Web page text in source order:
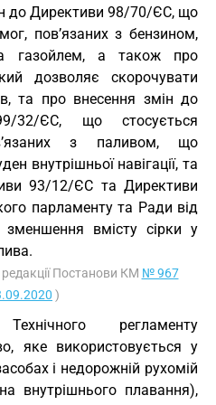
до Директиви 98/70/ЄС, що
пов’язаних з бензином,
газойлем, а також про
дозволяє скорочувати
та про внесення змін до
32/ЄС, що стосується
з паливом, що
внутрішньої навігації, та
93/12/ЄС та Директиви
парламенту та Ради від
вмісту сірки у
Постанови КМ № 967
)
регламенту
яке використовується у
і недорожній рухомій
внутрішнього плавання),